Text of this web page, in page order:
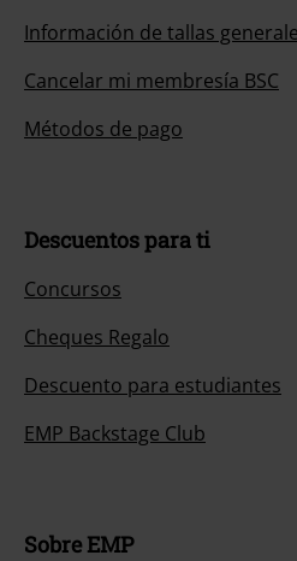
Información de tallas
Cancelar mi membresía BSC
Métodos de pago
Descuentos para ti
Concursos
Cheques Regalo
Descuento para estudiantes
EMP Backstage Club
Sobre EMP